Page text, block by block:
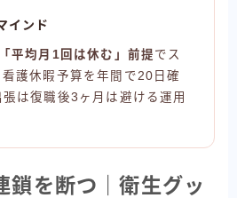
インド
「平均月1回は休む」前提 でス
護休暇予算を年間で20日確
は復職後3ヶ月は避ける運用
鎖を断つ｜衛生グッ